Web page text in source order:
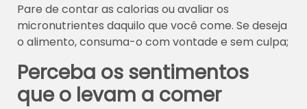
Pare de contar as calorias ou avaliar os
micronutrientes daquilo que você come. Se deseja
o alimento, consuma-o com vontade e sem culpa;
Perceba os sentimentos
que o levam a comer